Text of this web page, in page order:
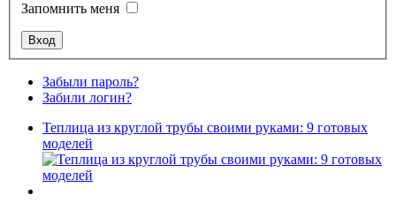
Запомнить меня
Забыли пароль?
Забили логин?
Теплица из круглой трубы своими руками: 9 готовых
моделей